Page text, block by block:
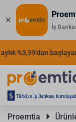
İş
%3,99'dan
Proemtia